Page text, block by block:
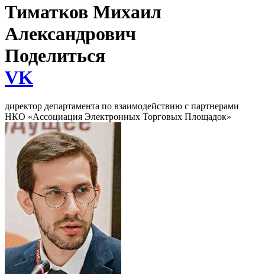
Тиматков Михаил
Александрович
Поделиться
VK
директор департамента по взаимодействию с партнерами
НКО «Ассоциация Электронных Торговых Площадок»